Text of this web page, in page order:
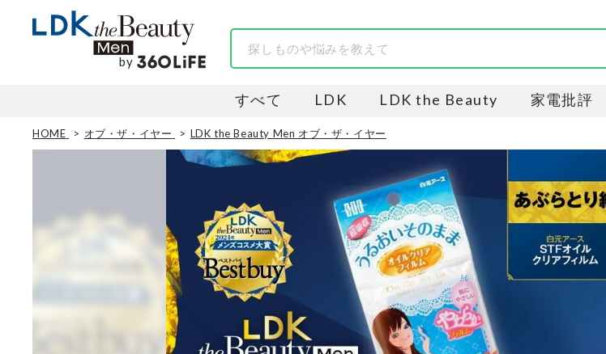
by
すべて LDK LDK the Beauty 家電批評
HOME オブ・ザ・イヤー LDK the Beauty Men オブ・ザ・イヤー